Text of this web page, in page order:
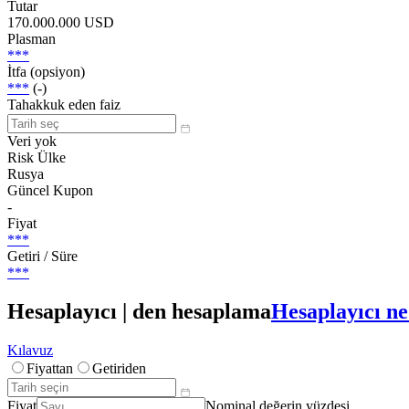
Tutar
170.000.000 USD
Plasman
***
İtfa (opsiyon)
*** (-)
Tahakkuk eden faiz
Veri yok
Risk Ülke
Rusya
Güncel Kupon
-
Fiyat
***
Getiri / Süre
***
Hesaplayıcı | den hesaplamaHesaplayıcı
Kılavuz
Fiyattan
Getiriden
Fiyat Nominal değerin yüzdesi